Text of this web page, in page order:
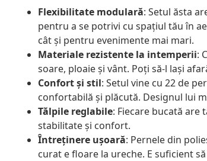
Flexibilitate modulară: Setul ăsta
pentru a se potrivi cu spațiul tău în
cât și pentru evenimente mai mari.
Materiale rezistente la intemperii:
soare, ploaie și vânt. Poți să-l lași
Confort și stil: Setul vine cu 22 de
confortabilă și plăcută. Designul lui
Tălpile reglabile: Fiecare bucată are
stabilitate și confort.
Întreținere ușoară: Pernele din
curat e floare la ureche. E suficient